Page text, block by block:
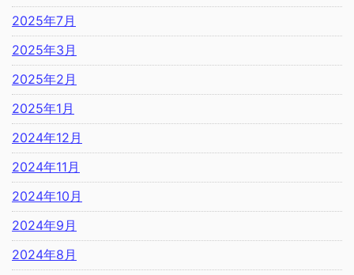
2025年7月
2025年3月
2025年2月
2025年1月
2024年12月
2024年11月
2024年10月
2024年9月
2024年8月